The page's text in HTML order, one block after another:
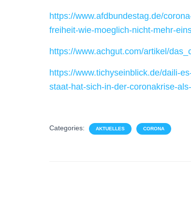
https://www.afdbundestag.de/
freiheit-wie-moeglich-nicht-mehr-
https://www.achgut.com/artikel/
https://www.tichyseinblick.de/daili-
staat-hat-sich-in-der-coronakrise-
Categories: AKTUELLES CORONA